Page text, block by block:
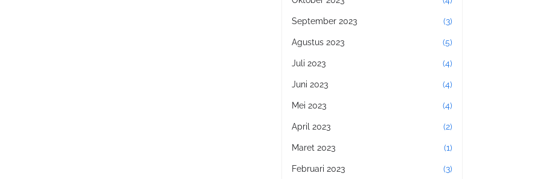
September 2023 (3)
Agustus 2023 (5)
Juli 2023 (4)
Juni 2023 (4)
Mei 2023 (4)
April 2023 (2)
Maret 2023 (1)
Februari 2023 (3)